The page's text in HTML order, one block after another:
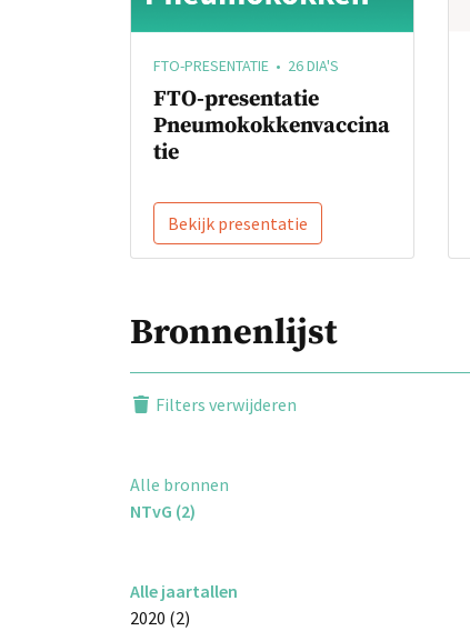
FTO-PRESENTATIE • 26 DIA'S
FTO-presentatie
Pneumokokkenvaccina
tie
Bekijk presentatie
Bronnenlijst
Filters verwijderen
Alle bronnen
NTvG (2)
Alle jaartallen
2020 (2)